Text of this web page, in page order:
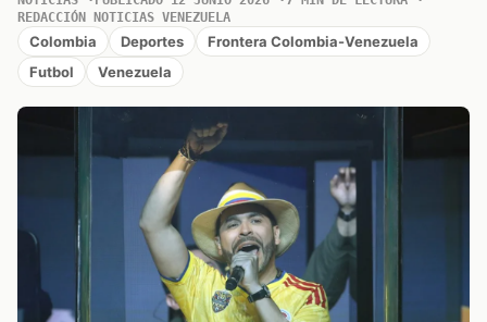
REDACCIÓN NOTICIAS VENEZUELA
Colombia Deportes
Frontera Colombia-Venezuela
Futbol
Venezuela